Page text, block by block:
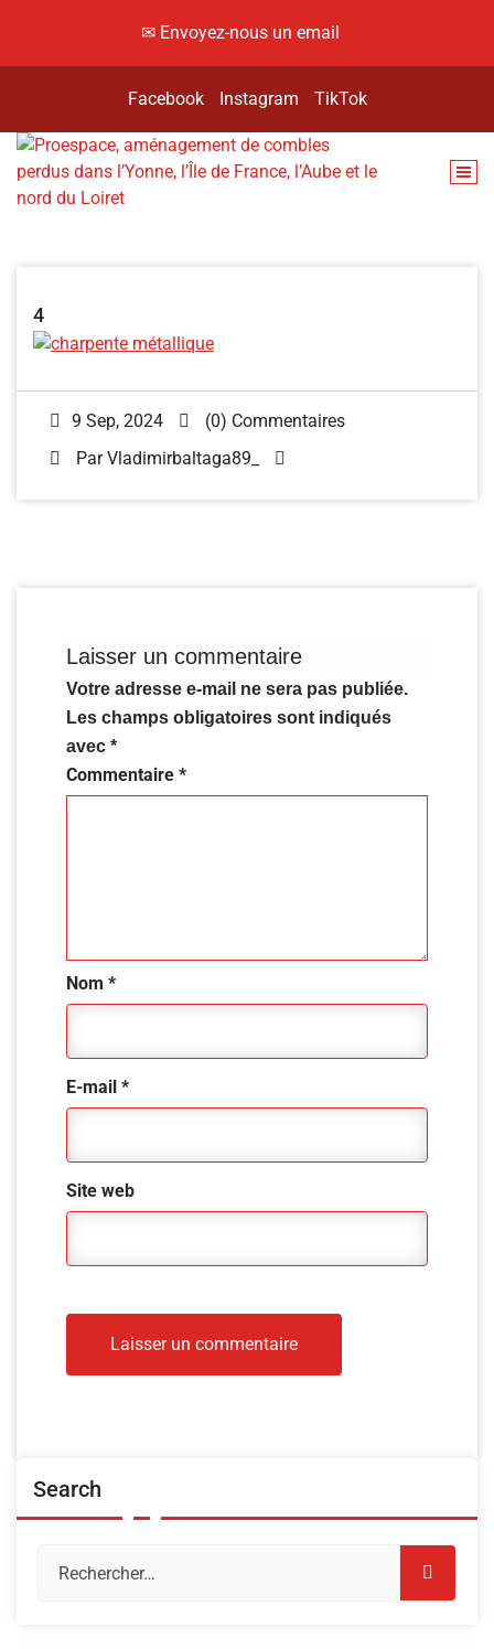
✉ Envoyez-nous un email
Facebook Instagram TikTok
4
9 Sep, 2024
(0) Commentaires
ParVladimirbaltaga89_
Laisser un commentaire
Votre adresse e-mail ne sera pas publiée.
Les champs obligatoires sont indiqués
avec *
Commentaire *
Nom *
E-mail *
Site web
Search